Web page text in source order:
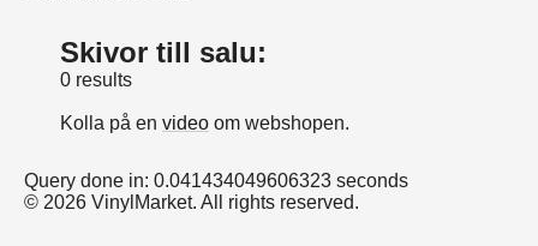
Skivor till salu:
0 results
Kolla på en video om webshopen.
Query done in: 0.041434049606323 seconds
© 2026 VinylMarket. All rights reserved.